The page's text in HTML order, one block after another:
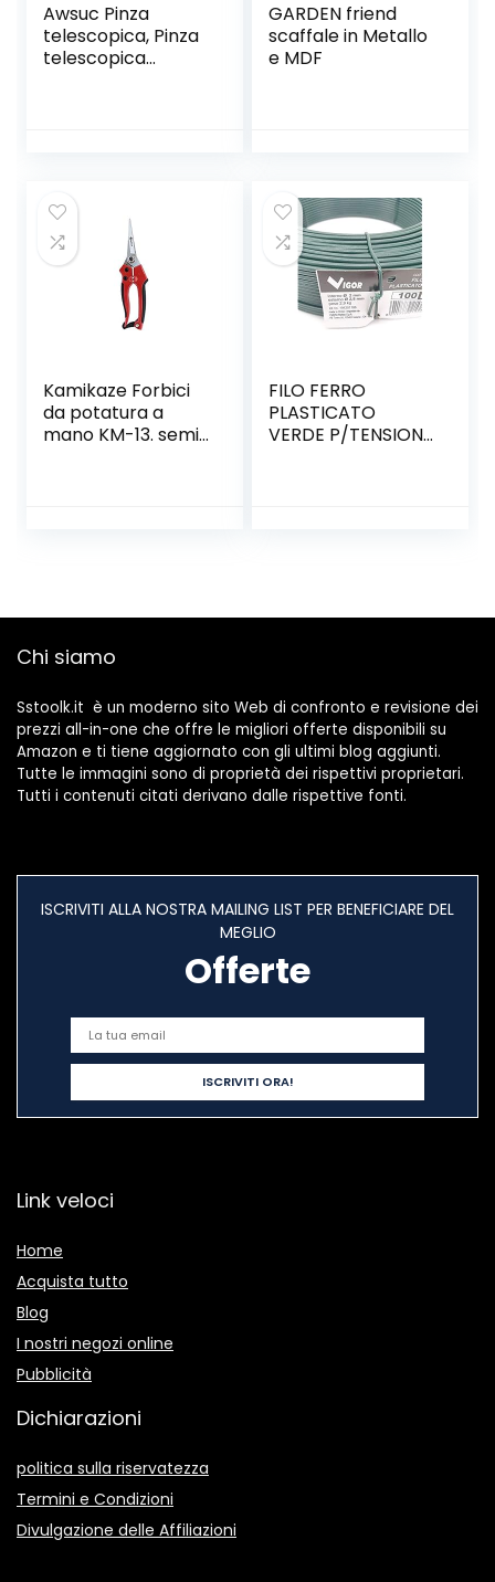
Awsuc Pinza
telescopica, Pinza
telescopica
Gomma
Healthcare
Reaching Aid
Pieghevole
GARDEN friend
scaffale in Metallo
e MDF
Kamikaze Forbici
da potatura a
mano KM-13. semi
FILO FERRO
PLASTICATO
VERDE P/TENSIONE
Chi siamo
Sstoolk.it è un moderno sito Web di confronto e revisione dei
prezzi all-in-one che offre le migliori offerte disponibili su
Amazon e ti tiene aggiornato con gli ultimi blog aggiunti.
Tutte le immagini sono di proprietà dei rispettivi proprietari.
Tutti i contenuti citati derivano dalle rispettive fonti.
ISCRIVITI ALLA NOSTRA MAILING LIST PER BENEFICIARE DEL
MEGLIO
Offerte
Link veloci
Home
Acquista tutto
Blog
I nostri negozi online
Pubblicità
Dichiarazioni
politica sulla riservatezza
Termini e Condizioni
Divulgazione delle Affiliazioni